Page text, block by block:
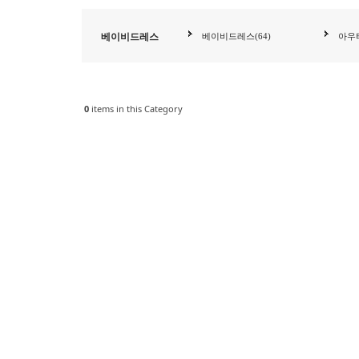
베이비드레스 베이비드레스(64) 아우
0 items in this Category